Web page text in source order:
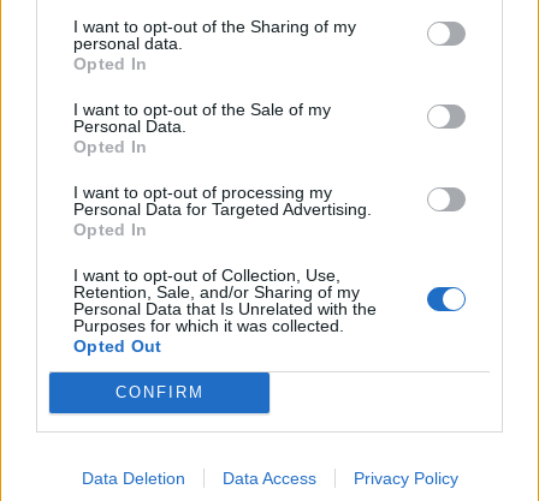
I want to opt-out of the Sharing of my
personal data.
Opted In
I want to opt-out of the Sale of my
Personal Data.
Opted In
I want to opt-out of processing my
Personal Data for Targeted Advertising.
Opted In
I want to opt-out of Collection, Use,
Retention, Sale, and/or Sharing of my
Personal Data that Is Unrelated with the
Purposes for which it was collected.
Opted Out
CONFIRM
Data Deletion Data Access Privacy Policy
και σε εσένα. Για αυτό, είναι καλό να απευθυνθείς
σε κάποιον ειδικό, αν νιώσεις ότι πιέζεσαι και